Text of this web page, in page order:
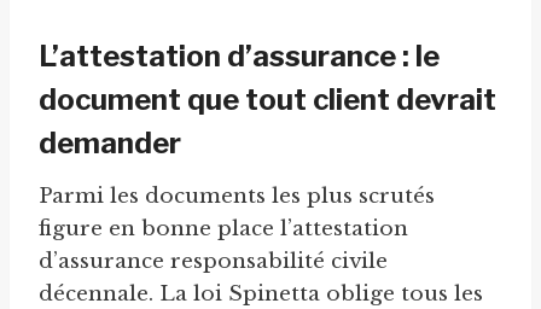
L’attestation d’assurance : le
document que tout client devrait
demander
Parmi les documents les plus scrutés
figure en bonne place l’attestation
d’assurance responsabilité civile
décennale. La loi Spinetta oblige tous les